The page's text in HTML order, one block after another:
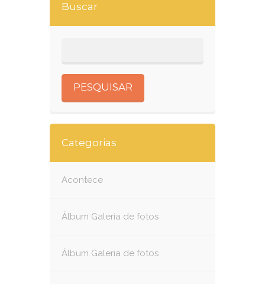
Buscar
Categorias
Acontece
Álbum Galeria de fotos
Álbum Galeria de fotos